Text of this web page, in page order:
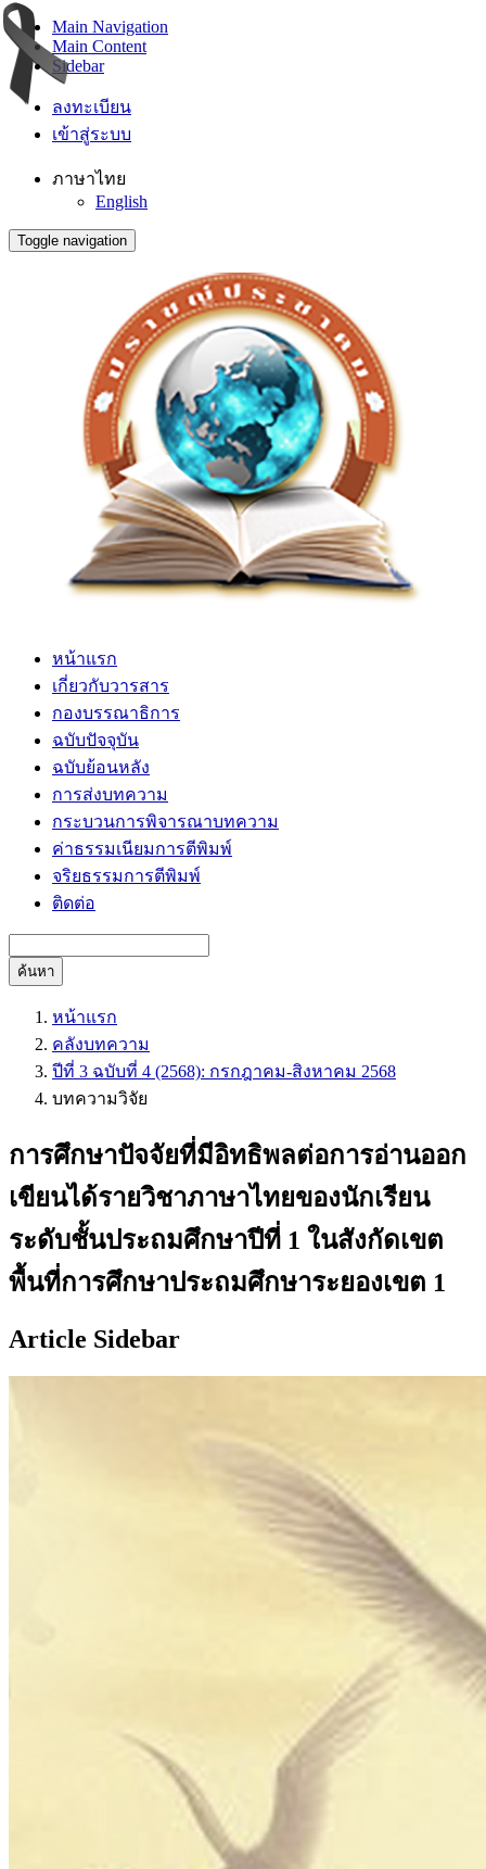
Main Navigation
Main Content
Sidebar
ลงทะเบียน
เข้าสู่ระบบ
ภาษาไทย
English
Toggle navigation
หน้าแรก
เกี่ยวกับวารสาร
กองบรรณาธิการ
ฉบับปัจจุบัน
ฉบับย้อนหลัง
การส่งบทความ
กระบวนการพิจารณาบทความ
ค่าธรรมเนียมการตีพิมพ์
จริยธรรมการตีพิมพ์
ติดต่อ
ค้นหา
หน้าแรก
คลังบทความ
ปีที่ 3 ฉบับที่ 4 (2568): กรกฎาคม-สิงหาคม 2568
บทความวิจัย
การศึกษาปัจจัยที่มีอิทธิพลต่อการอ่านออก
เขียนได้รายวิชาภาษาไทยของนักเรียน
ระดับชั้นประถมศึกษาปีที่ 1 ในสังกัดเขต
พื้นที่การศึกษาประถมศึกษาระยองเขต 1
Article Sidebar